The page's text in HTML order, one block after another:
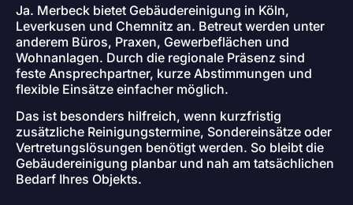
Ja. Merbeck bietet Gebäudereinigung in Köln,
Leverkusen und Chemnitz an. Betreut werden unter
anderem Büros, Praxen, Gewerbeflächen und
Wohnanlagen. Durch die regionale Präsenz sind
feste Ansprechpartner, kurze Abstimmungen und
flexible Einsätze einfacher möglich.
Das ist besonders hilfreich, wenn kurzfristig
zusätzliche Reinigungstermine, Sondereinsätze oder
Vertretungslösungen benötigt werden. So bleibt die
Gebäudereinigung planbar und nah am tatsächlichen
Bedarf Ihres Objekts.